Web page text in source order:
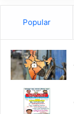
Popular